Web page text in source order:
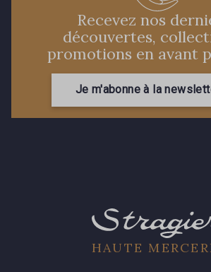
Recevez nos
découvertes,
promotions en avant
Je m'abonne à la
HAUTE